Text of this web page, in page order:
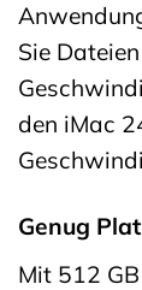
Sie
den iMac
Genug
Mit 512